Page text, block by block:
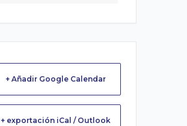
+ Añadir Google Calendar
+ exportación iCal / Outlook